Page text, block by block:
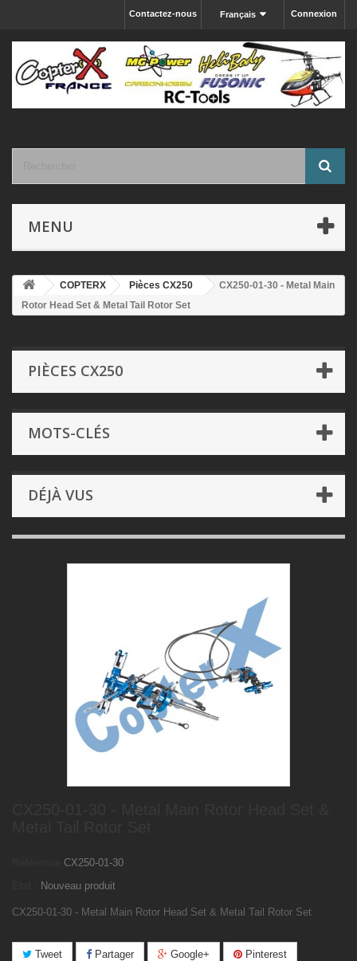
Connexion
Français
Contactez-nous
MENU
COPTERX Pièces CX250
CX250-01-30 - Metal Main
Rotor Head Set & Metal Tail Rotor Set
PIÈCES CX250
MOTS-CLÉS
DÉJÀ VUS
CX250-01-30
Nouveau produit
CX250-01-30 - Metal Main Rotor Head Set & Metal Tail Rotor Set
Tweet Partager Google+ Pinterest